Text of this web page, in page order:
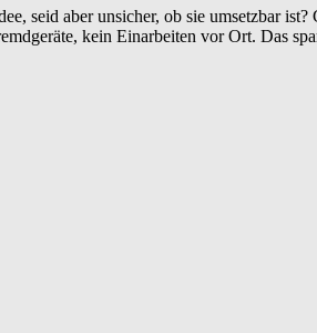
seid aber unsicher, ob sie umsetzbar ist?
kein Einarbeiten vor Ort. Das